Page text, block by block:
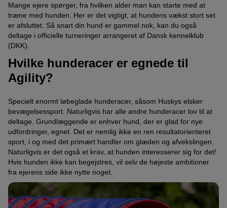
Mange ejere spørger, fra hvilken alder man kan starte med at
træne med hunden. Her er det vigtigt, at hundens vækst stort set
er afsluttet. Så snart din hund er gammel nok, kan du også
deltage i officielle turneringer arrangeret af Dansk kennelklub
(DKK).
Hvilke hunderacer er egnede til
Agility?
Specielt enormt løbeglade hunderacer, såsom Huskys elsker
bevægelsessport. Naturligvis har alle andre hunderacer lov til at
deltage. Grundlæggende er enhver hund, der er glad for nye
udfordringer, egnet. Det er nemlig ikke en ren resultatorienteret
sport, i og med det primært handler om glæden og afvekslingen.
Naturligvis er det også et krav, at hunden interesserer sig for det!
Hvis hunden ikke kan begejstres, vil selv de højeste ambitioner
fra ejerens side ikke nytte noget.